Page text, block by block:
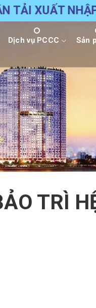
TẢI XUẤT
Dịch vụ PCCC Sản
TRÌ